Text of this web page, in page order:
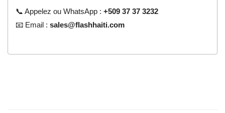
📞 Appelez ou WhatsApp :+509 37 37 3232
📧 Email :sales@flashhaiti.com